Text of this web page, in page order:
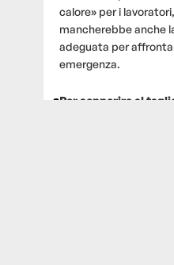
calore» per i
mancherebbe anche
adeguata per
emergenza.
Per sopperire al